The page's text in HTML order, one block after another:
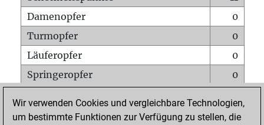
Damenopfer
0
Turmopfer
0
Läuferopfer
0
Springeropfer
0
Matt auf vollem Brett
0
Wir verwenden Cookies und vergleichbare Technologien,
um bestimmte Funktionen zur Verfügung zu stellen, die